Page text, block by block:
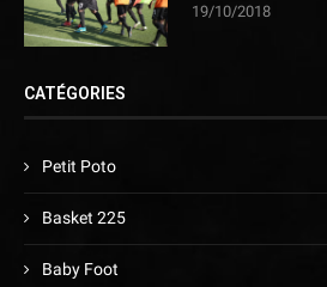
19/10/2018
CATÉGORIES
Petit Poto
Basket 225
Baby Foot